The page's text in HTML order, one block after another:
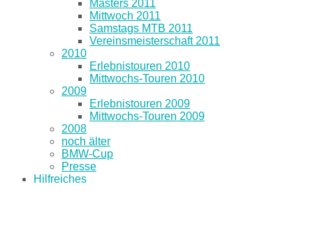
Masters 2011
Mittwoch 2011
Samstags MTB 2011
Vereinsmeisterschaft 2011
2010
Erlebnistouren 2010
Mittwochs-Touren 2010
2009
Erlebnistouren 2009
Mittwochs-Touren 2009
2008
noch älter
BMW-Cup
Presse
Hilfreiches